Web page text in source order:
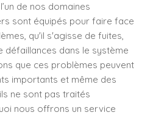
de nos domaines
sont équipés pour faire face
qu'il s'agisse de fuites,
défaillances dans le système
que ces problèmes peuvent
importants et même des
ne sont pas traités
nous offrons un service